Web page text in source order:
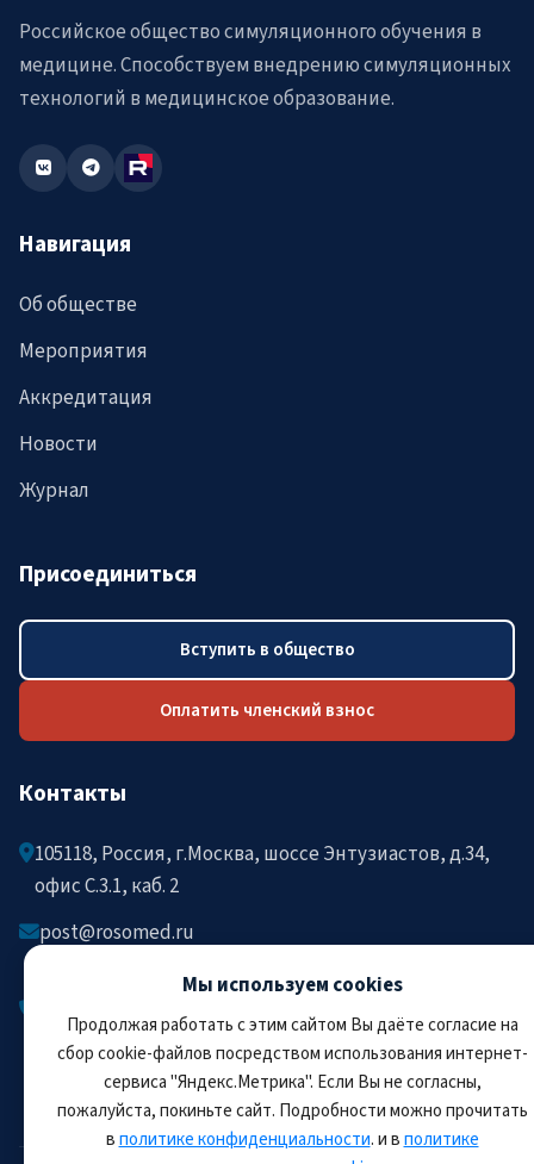
Мы используем cookies
Продолжая работать с этим сайтом Вы даёте согласие на
сбор cookie-файлов посредством использования интернет-
сервиса "Яндекс.Метрика". Если Вы не согласны,
пожалуйста, покиньте сайт. Подробности можно прочитать
вполитике конфиденциальности. и вполитике
Российское общество симуляционного обучения в
медицине. Способствуем внедрению симуляционных
технологий в медицинское образование.
Навигация
Об обществе
Мероприятия
Аккредитация
Новости
Журнал
Присоединиться
Вступить в общество
Оплатить членский взнос
Контакты
105118, Россия, г.Москва, шоссе Энтузиастов, д.34,
офис C.3.1, каб. 2
post@rosomed.ru
+7-903-729-09-87
+7-910-880-36-92